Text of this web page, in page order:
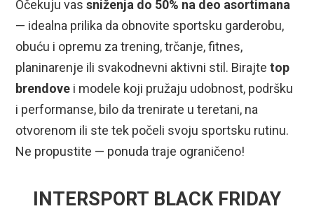
Očekuju vassniženja do 50% na deo asortimana
— idealna prilika da obnovite sportsku garderobu,
obuću i opremu za trening, trčanje, fitnes,
planinarenje ili svakodnevni aktivni stil. Birajtetop
brendove i modele koji pružaju udobnost, podršku
i performanse, bilo da trenirate u teretani, na
otvorenom ili ste tek počeli svoju sportsku rutinu.
Ne propustite — ponuda traje ograničeno!
INTERSPORT BLACK FRIDAY